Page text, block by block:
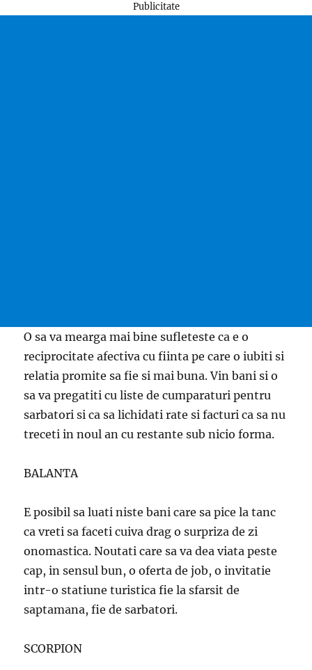
Publicitate
O sa va mearga mai bine sufleteste ca e o
reciprocitate afectiva cu fiinta pe care o iubiti si
relatia promite sa fie si mai buna. Vin bani si o
sa va pregatiti cu liste de cumparaturi pentru
sarbatori si ca sa lichidati rate si facturi ca sa nu
treceti in noul an cu restante sub nicio forma.
BALANTA
E posibil sa luati niste bani care sa pice la tanc
ca vreti sa faceti cuiva drag o surpriza de zi
onomastica. Noutati care sa va dea viata peste
cap, in sensul bun, o oferta de job, o invitatie
intr-o statiune turistica fie la sfarsit de
saptamana, fie de sarbatori.
SCORPION